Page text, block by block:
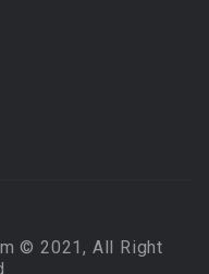
© 2021, All Right